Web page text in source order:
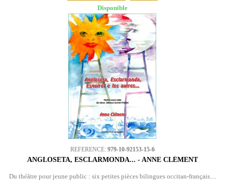
Disponible
REFERENCE: 979-10-92153-15-6
ANGLOSETA, ESCLARMONDA... - ANNE CLÉMENT
Du théâtre pour jeune public : six petites pièces bilingues occitan-français....